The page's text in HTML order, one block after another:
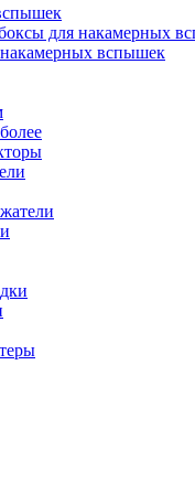
для накамерных
вспышек